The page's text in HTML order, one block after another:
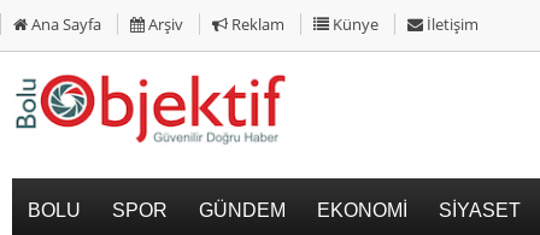
Ana Sayfa Arşiv Reklam Künye İletişim
BOLU SPOR GÜNDEM EKONOMİ SİYASET